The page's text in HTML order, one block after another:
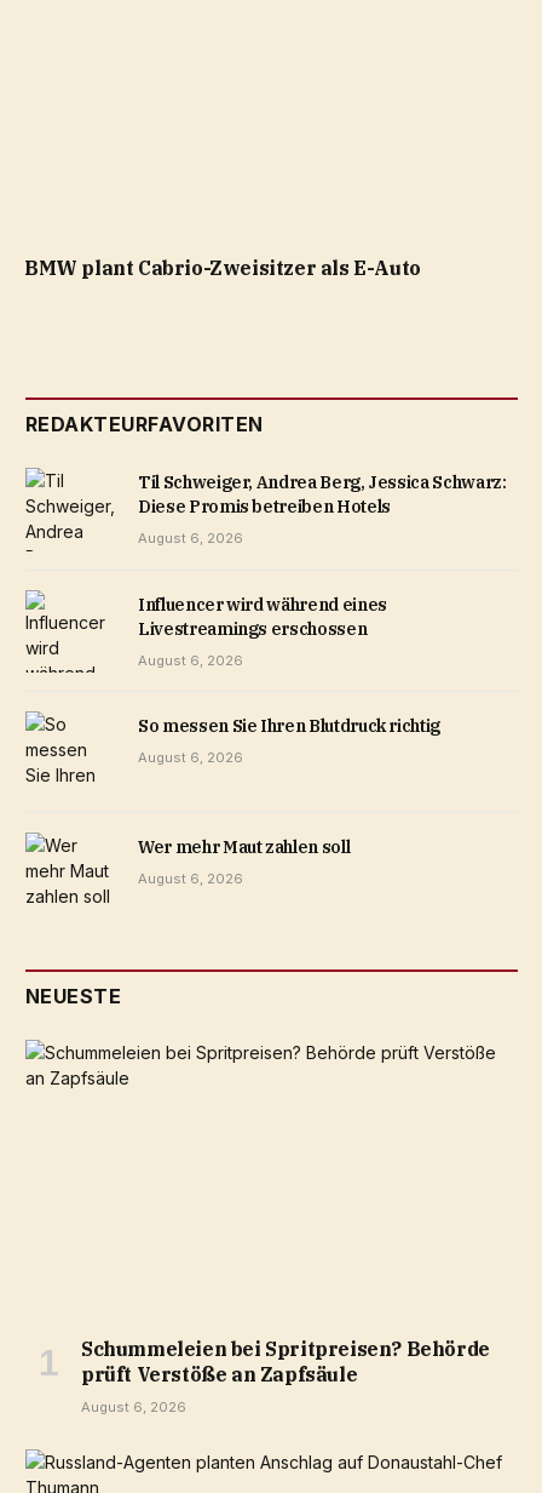
BMW plant Cabrio-Zweisitzer als E-Auto
REDAKTEURFAVORITEN
Til Schweiger, Andrea Berg, Jessica Schwarz:
Diese Promis betreiben Hotels
August 6, 2026
Influencer wird während eines
Livestreamings erschossen
August 6, 2026
So messen Sie Ihren Blutdruck richtig
August 6, 2026
Wer mehr Maut zahlen soll
August 6, 2026
NEUESTE
Schummeleien bei Spritpreisen? Behörde
prüft Verstöße an Zapfsäule
August 6, 2026